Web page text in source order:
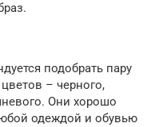
подобрать пару
– черного,
Они хорошо
одеждой и обувью